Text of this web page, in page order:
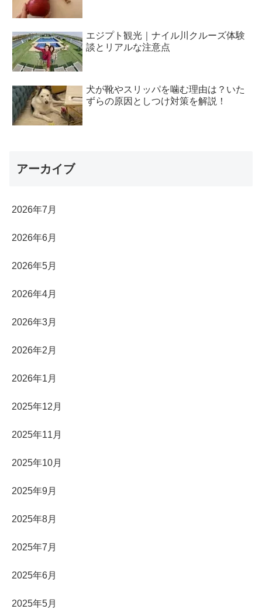
エジプト観光｜ナイル川クルーズ体験
談とリアルな注意点
犬が靴やスリッパを噛む理由は？いた
ずらの原因としつけ対策を解説！
アーカイブ
2026年7月
2026年6月
2026年5月
2026年4月
2026年3月
2026年2月
2026年1月
2025年12月
2025年11月
2025年10月
2025年9月
2025年8月
2025年7月
2025年6月
2025年5月